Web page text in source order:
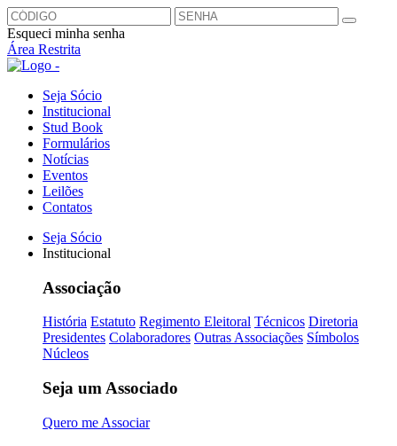
Esqueci minha senha
Área Restrita
Seja Sócio
Institucional
Stud Book
Formulários
Notícias
Eventos
Leilões
Contatos
Seja Sócio
Institucional
Associação
História Estatuto Regimento Eleitoral Técnicos Diretoria
Presidentes Colaboradores Outras Associações Símbolos
Núcleos
Seja um Associado
Quero me Associar